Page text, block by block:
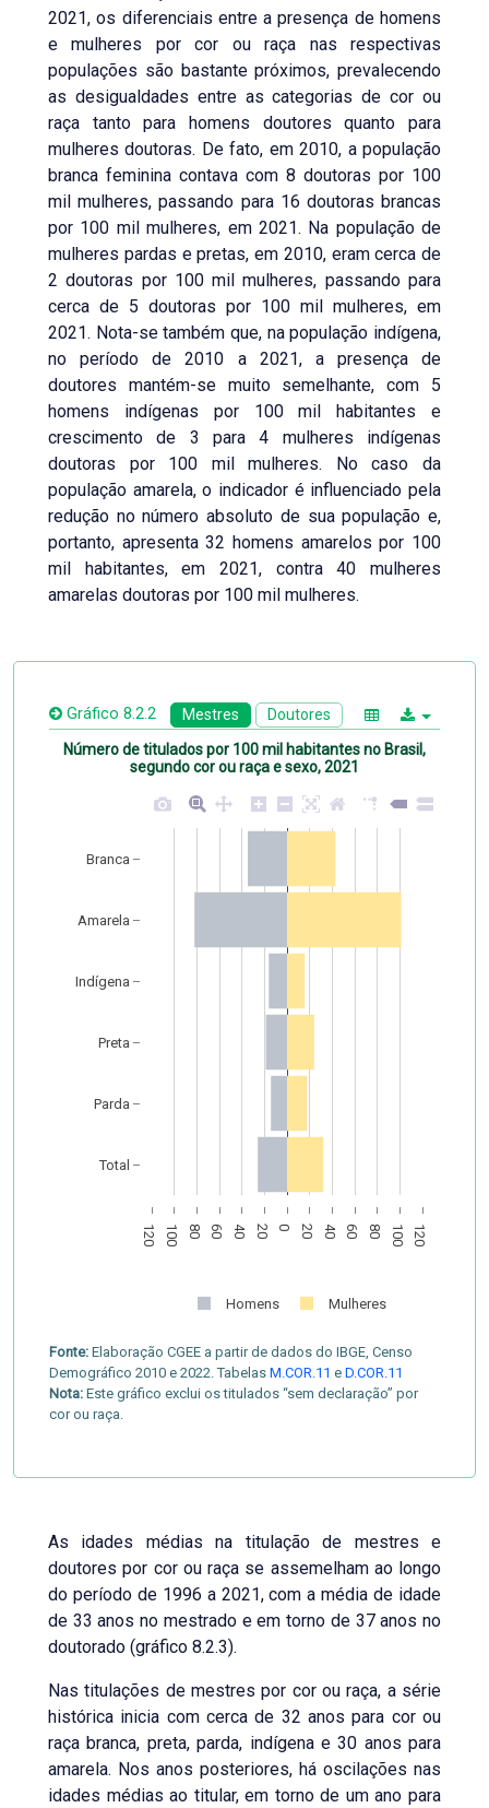
2021, os diferenciais entre a presença de homens
e mulheres por cor ou raça nas respectivas
populações são bastante próximos, prevalecendo
as desigualdades entre as categorias de cor ou
raça tanto para homens doutores quanto para
mulheres doutoras. De fato, em 2010, a população
branca feminina contava com 8 doutoras por 100
mil mulheres, passando para 16 doutoras brancas
por 100 mil mulheres, em 2021. Na população de
mulheres pardas e pretas, em 2010, eram cerca de
2 doutoras por 100 mil mulheres, passando para
cerca de 5 doutoras por 100 mil mulheres, em
2021. Nota-se também que, na população indígena,
no período de 2010 a 2021, a presença de
doutores mantém-se muito semelhante, com 5
homens indígenas por 100 mil habitantes e
crescimento de 3 para 4 mulheres indígenas
doutoras por 100 mil mulheres. No caso da
população amarela, o indicador é influenciado pela
redução no número absoluto de sua população e,
portanto, apresenta 32 homens amarelos por 100
mil habitantes, em 2021, contra 40 mulheres
amarelas doutoras por 100 mil mulheres.
Gráfico 8.2.2 Mestres Doutores
Número de titulados por 100 mil habitantes no Brasil,
segundo cor ou raça e sexo, 2021
120 100 80 60 40 20 0 20 40 60 80 100 120
Total
Parda
Preta
Indígena
Amarela
Branca
Homens Mulheres
Fonte: Elaboração CGEE a partir de dados do IBGE, Censo
Demográfico 2010 e 2022. Tabelas M.COR.11 e D.COR.11
Nota: Este gráfico exclui os titulados “sem declaração” por
cor ou raça.
As idades médias na titulação de mestres e
doutores por cor ou raça se assemelham ao longo
do período de 1996 a 2021, com a média de idade
de 33 anos no mestrado e em torno de 37 anos no
doutorado (gráfico 8.2.3).
Nas titulações de mestres por cor ou raça, a série
histórica inicia com cerca de 32 anos para cor ou
raça branca, preta, parda, indígena e 30 anos para
amarela. Nos anos posteriores, há oscilações nas
idades médias ao titular, em torno de um ano para